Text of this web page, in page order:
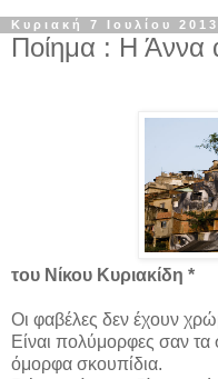
Κυριακή 7 Ιουλίου 2013
Ποίημα : Η Άννα
του Νίκου Κυριακίδη *
Οι φαβέλες δεν έχουν
Είναι πολύμορφες σαν τα
όμορφα σκουπίδια.